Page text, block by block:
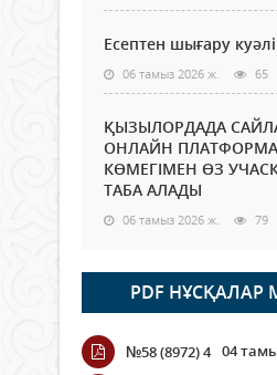
Есептен шығару
06 тамыз 2026 ж. 65
ҚЫЗЫЛОРДАДА
ОНЛАЙН ПЛАТФОРМА
КӨМЕГІМЕН ӨЗ
ТАБА АЛАДЫ
06 тамыз 2026 ж. 79
Open Air:
полиция
мыңнан астам
қауіпсіздігін
06 тамыз 2026 ж.
PDF НҰСҚАЛАР
№58 (8972) 4 04